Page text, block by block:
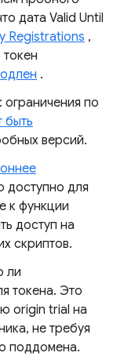
дата Valid Until
Registrations ,
.
: ограничения по
быть
версий.
доступно для
к функции
доступ на
скриптов.
ли
токена. Это
origin trial на
не требуя
поддомена.